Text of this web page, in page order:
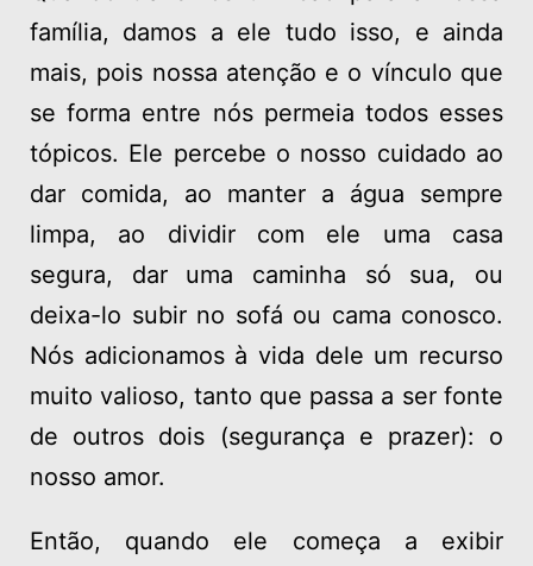
família, damos a ele tudo isso, e ainda
mais, pois nossa atenção e o vínculo que
se forma entre nós permeia todos esses
tópicos. Ele percebe o nosso cuidado ao
dar comida, ao manter a água sempre
limpa, ao dividir com ele uma casa
segura, dar uma caminha só sua, ou
deixa-lo subir no sofá ou cama conosco.
Nós adicionamos à vida dele um recurso
muito valioso, tanto que passa a ser fonte
de outros dois (segurança e prazer): o
nosso amor.
Então, quando ele começa a exibir